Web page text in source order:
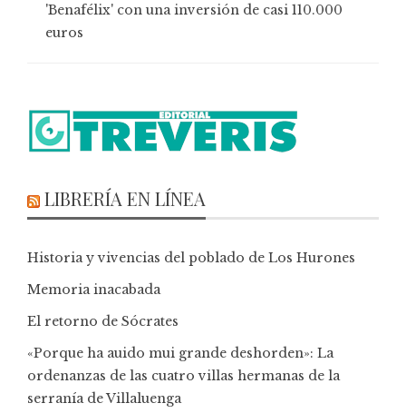
'Benafélix' con una inversión de casi 110.000
euros
LIBRERÍA EN LÍNEA
Historia y vivencias del poblado de Los Hurones
Memoria inacabada
El retorno de Sócrates
«Porque ha auido mui grande deshorden»: La
ordenanzas de las cuatro villas hermanas de la
serranía de Villaluenga